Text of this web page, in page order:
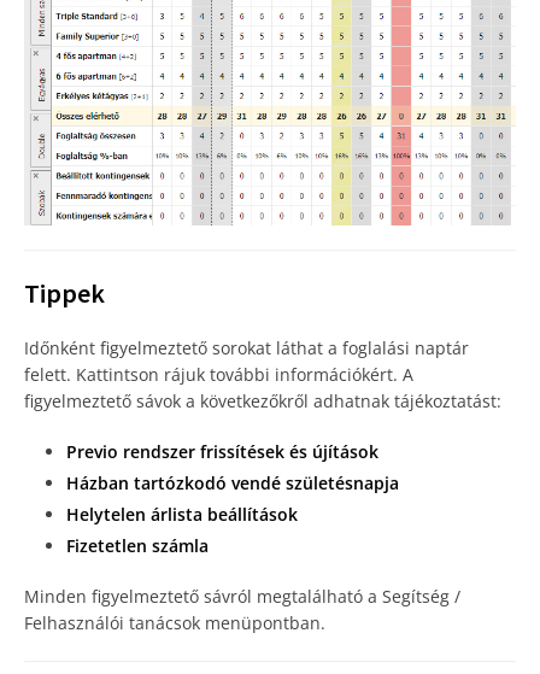
Tippek
Időnként figyelmeztető sorokat láthat a foglalási naptár
felett. Kattintson rájuk további információkért. A
figyelmeztető sávok a következőkről adhatnak tájékoztatást:
Previo rendszer frissítések és újítások
Házban tartózkodó vendé születésnapja
Helytelen árlista beállítások
Fizetetlen számla
Minden figyelmeztető sávról megtalálható a Segítség /
Felhasználói tanácsok menüpontban.